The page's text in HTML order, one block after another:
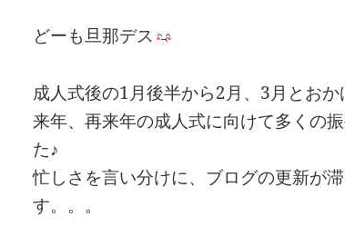
どーも旦那デス
成人式後の1月後半から2月、3月とお
来年、再来年の成人式に向けて多くの
た♪
忙しさを言い分けに、ブログの更新が
す。。。